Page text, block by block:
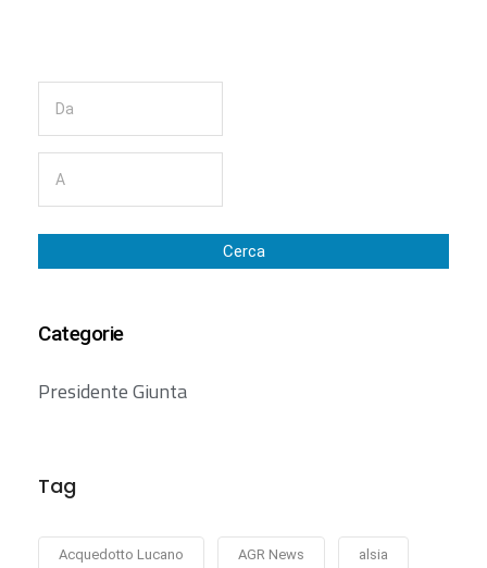
Cerca
Categorie
Presidente Giunta
Tag
Acquedotto Lucano AGR News alsia